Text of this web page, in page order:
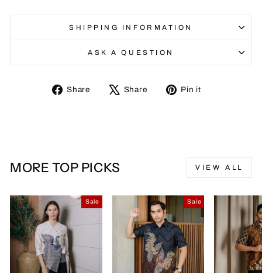
SHIPPING INFORMATION
ASK A QUESTION
Share
Share
Share
Tweet Pin it
MORE TOP PICKS VIEW ALL
Sale Sale